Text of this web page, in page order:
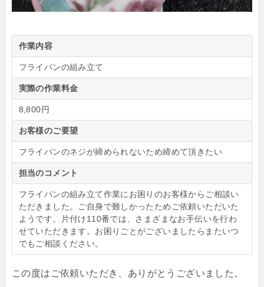
作業内容
フライパンの組み立て
実際の作業料金
8,800円
お客様のご要望
フライパンのネジが締められないため締めて頂きたい
担当のコメント
フライパンの組み立て作業にお困りのお客様からご相談い
ただきました。ご自身で難しかったためご依頼いただいた
ようです。片付け110番では、さまざまなお手伝いを行わ
せていただきます。お困りごとがございましたらまたいつ
でもご相談ください。
この度はご依頼いただき、ありがとうございました。